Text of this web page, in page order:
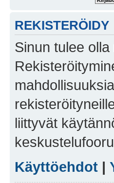
REKISTERÖIDY
Sinun tulee
liittyvät
Käyttöehdot |